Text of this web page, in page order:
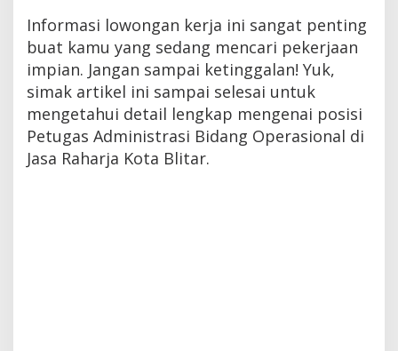
Informasi lowongan kerja ini sangat penting
buat kamu yang sedang mencari pekerjaan
impian. Jangan sampai ketinggalan! Yuk,
simak artikel ini sampai selesai untuk
mengetahui detail lengkap mengenai posisi
Petugas Administrasi Bidang Operasional di
Jasa Raharja Kota Blitar.